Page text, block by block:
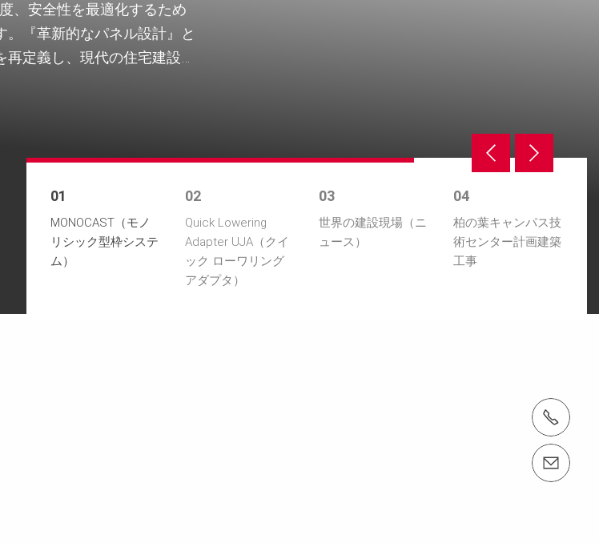
、安全性を最適化するため
『革新的なパネル設計』と
定義し、現代の住宅建設や
01
MONOCAST（モノ
リシック型枠システ
ム）
02
Quick Lowering
Adapter UJA（クイ
ック ローワリング
アダプタ）
03
世界の建設現場（ニ
ュース）
04
柏の葉キャンパス技
術センター計画建築
工事